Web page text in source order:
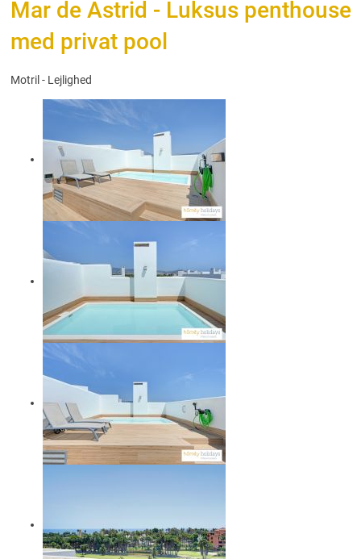
Mar de Astrid - Luksus penthouse
med privat pool
Motril - Lejlighed